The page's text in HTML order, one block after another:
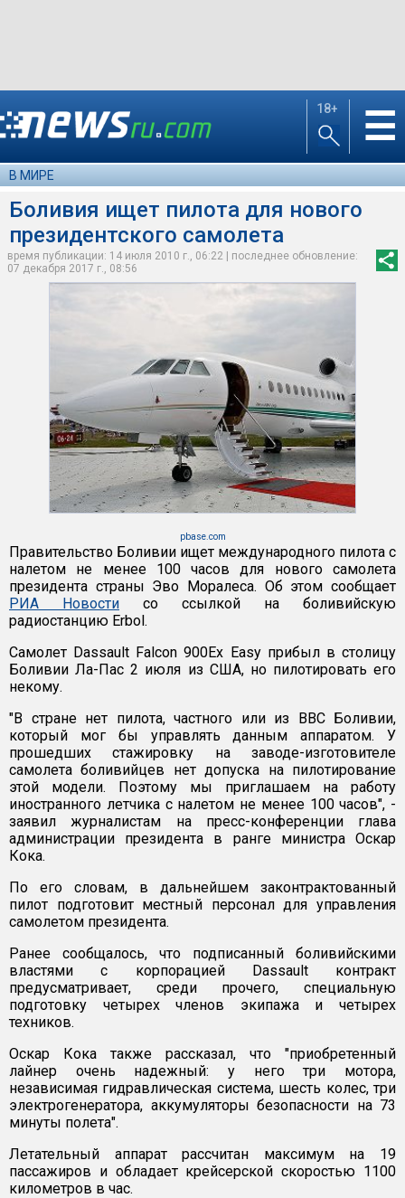
18+ ☰
В МИРЕ
Боливия ищет пилота для нового
президентского самолета
время публикации: 14 июля 2010 г., 06:22 | последнее обновление:
07 декабря 2017 г., 08:56
pbase.com
Правительство Боливии ищет международного пилота с
налетом не менее 100 часов для нового самолета
президента страны Эво Моралеса. Об этом сообщает
РИА Новости со ссылкой на боливийскую
радиостанцию Erbol.
Самолет Dassault Falcon 900Ex Easy прибыл в столицу
Боливии Ла-Пас 2 июля из США, но пилотировать его
некому.
"В стране нет пилота, частного или из ВВС Боливии,
который мог бы управлять данным аппаратом. У
прошедших стажировку на заводе-изготовителе
самолета боливийцев нет допуска на пилотирование
этой модели. Поэтому мы приглашаем на работу
иностранного летчика с налетом не менее 100 часов", -
заявил журналистам на пресс-конференции глава
администрации президента в ранге министра Оскар
Кока.
По его словам, в дальнейшем законтрактованный
пилот подготовит местный персонал для управления
самолетом президента.
Ранее сообщалось, что подписанный боливийскими
властями с корпорацией Dassault контракт
предусматривает, среди прочего, специальную
подготовку четырех членов экипажа и четырех
техников.
Оскар Кока также рассказал, что "приобретенный
лайнер очень надежный: у него три мотора,
независимая гидравлическая система, шесть колес, три
электрогенератора, аккумуляторы безопасности на 73
минуты полета".
Летательный аппарат рассчитан максимум на 19
пассажиров и обладает крейсерской скоростью 1100
километров в час.